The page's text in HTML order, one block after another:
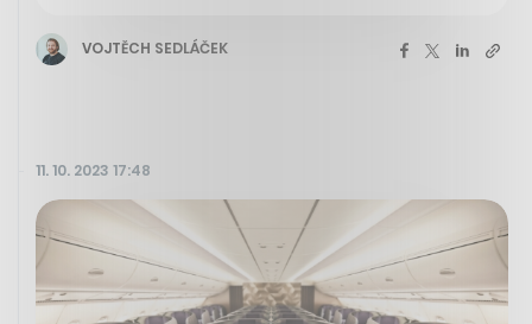
VOJTĚCH SEDLÁČEK
11. 10. 2023 17:48